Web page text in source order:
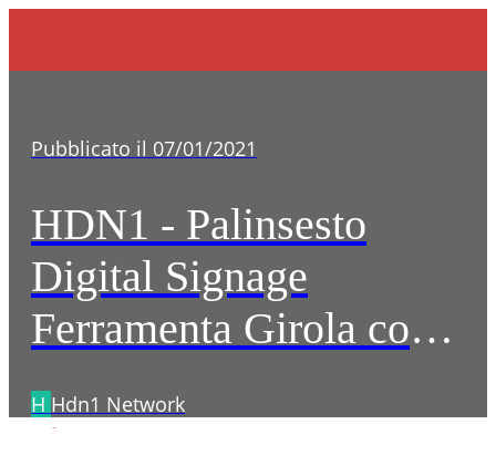
Pubblicato il 07/01/2021
HDN1 - Palinsesto
Digital Signage
Ferramenta Girola con
Eliminacode
H Hdn1 Network